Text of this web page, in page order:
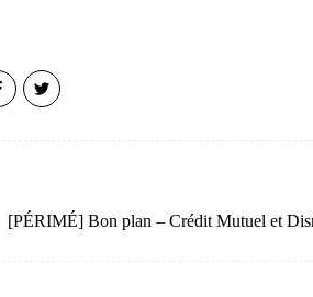
[PÉRIMÉ] Bon plan – Crédit Mutuel et